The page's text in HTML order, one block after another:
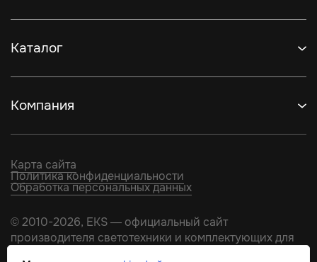
Компания
Каталог
Карта сайта
Политика конфиденциальности
Обработка персональных данных
© 2010-2026, EKS — официальный сайт
производителя светотехники и комплектующих для